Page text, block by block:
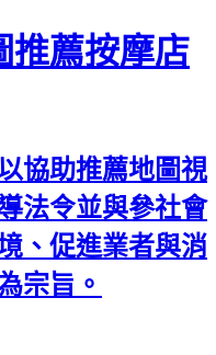
推薦按摩店
協助推薦地圖視
法令並與參社會
、促進業者與消
宗旨。